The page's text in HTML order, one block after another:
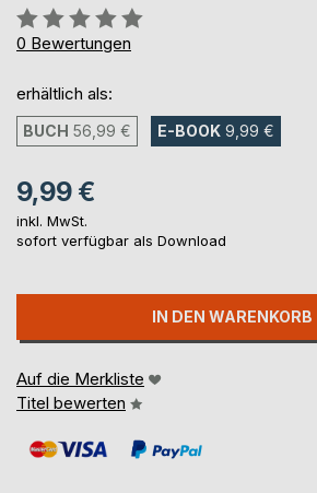
Bewertung::
0%
0 Bewertungen
erhältlich als:
BUCH 56,99 € E-BOOK 9,99 €
9,99 €
inkl. MwSt.
sofort verfügbar als Download
IN DEN WARENKORB
Auf die Merkliste
Titel bewerten